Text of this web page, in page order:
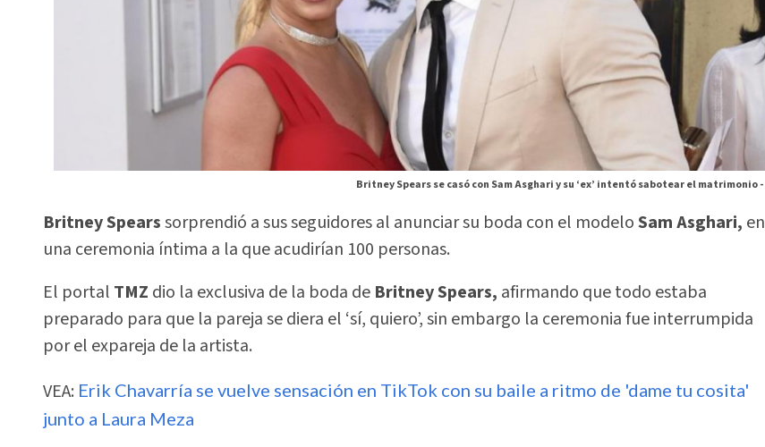
Britney Spears se casó con Sam Asghari y su ‘ex’ intentó sabotear el matrimonio -
Britney Spearssorprendió a sus seguidores al anunciar su boda con el modeloSam Asghari, en
una ceremonia íntima a la que acudirían 100 personas.
El portal TMZ dio la exclusiva de la boda de Britney Spears, afirmando que todo estaba
preparado para que la pareja se diera el ‘sí, quiero’, sin embargo la ceremonia fue interrumpida
por el expareja de la artista.
VEA: Erik Chavarría se vuelve sensación en TikTok con su baile a ritmo de 'dame tu cosita'
junto a Laura Meza